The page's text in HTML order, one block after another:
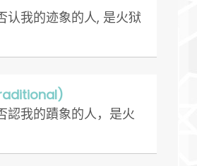
认我的迹象的人, 是火狱
認我的蹟象的人，是火